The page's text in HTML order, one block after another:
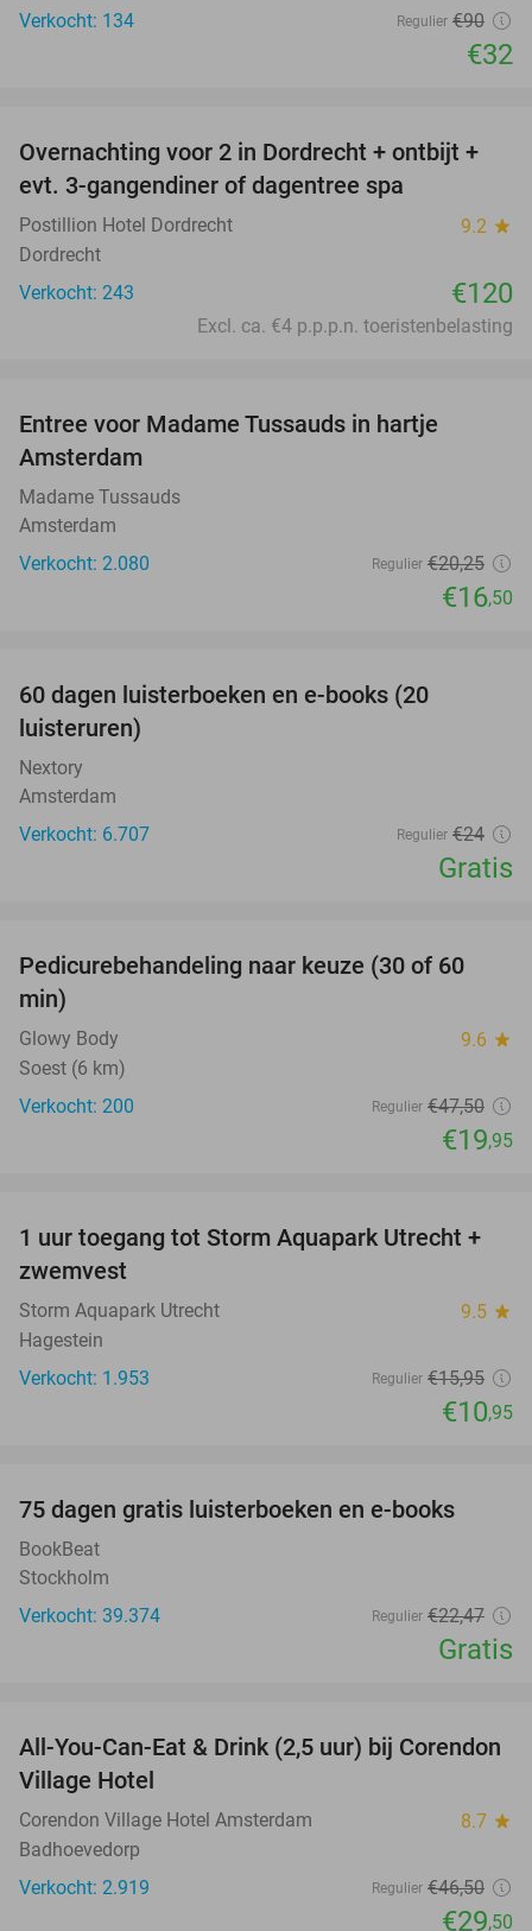
Verkocht: 134
Regulier €90
€32
Overnachting voor 2 in Dordrecht + ontbijt +
evt. 3-gangendiner of dagentree spa
Postillion Hotel Dordrecht 9.2 star
Dordrecht
Verkocht: 243
€120
Excl. ca. €4 p.p.p.n. toeristenbelasting
Entree voor Madame Tussauds in hartje
Amsterdam
Madame Tussauds
Amsterdam
Verkocht: 2.080
Regulier €20,25
€16,50
60 dagen luisterboeken en e-books (20
luisteruren)
Nextory
Amsterdam
Verkocht: 6.707
Regulier €24
Gratis
58%
Pedicurebehandeling naar keuze (30 of 60
min)
Glowy Body 9.6 star
Soest (6 km)
Verkocht: 200
Regulier €47,50
€19,95
31%
1 uur toegang tot Storm Aquapark Utrecht +
zwemvest
Storm Aquapark Utrecht 9.5 star
Hagestein
Verkocht: 1.953
Regulier €15,95
€10,95
75 dagen gratis luisterboeken en e-books
BookBeat
Stockholm
Verkocht: 39.374
Regulier €22,47
Gratis
37%
All-You-Can-Eat & Drink (2,5 uur) bij Corendon
Village Hotel
Corendon Village Hotel Amsterdam 8.7 star
Badhoevedorp
Verkocht: 2.919
Regulier €46,50
€29,50